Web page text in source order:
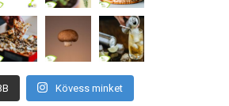
Kövess minket